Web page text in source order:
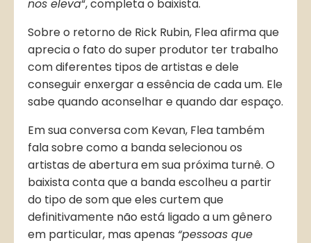
nos eleva“, completa o baixista.
Sobre o retorno de Rick Rubin, Flea afirma que
aprecia o fato do super produtor ter trabalho
com diferentes tipos de artistas e dele
conseguir enxergar a essência de cada um. Ele
sabe quando aconselhar e quando dar espaço.
Em sua conversa com Kevan, Flea também
fala sobre como a banda selecionou os
artistas de abertura em sua próxima turnê. O
baixista conta que a banda escolheu a partir
do tipo de som que eles curtem que
definitivamente não está ligado a um gênero
em particular, mas apenas “pessoas que